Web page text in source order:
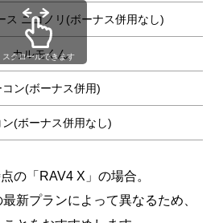
ス ニコノリ(ボーナス併用なし)
カルモくん
コン(ボーナス併用)
ン(ボーナス併用なし)
スクロールできます
の「RAV4 X」の場合。
新プランによって異なるため、